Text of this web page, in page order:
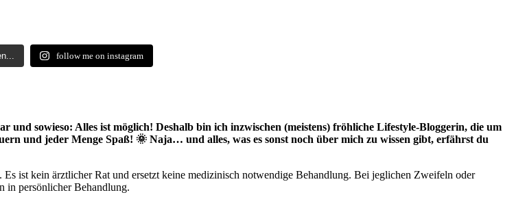
follow me on instagram
und sowieso: Alles ist möglich! Deshalb bin ich inzwischen (meistens) fröhliche Lifestyle-Bloggerin, die um
und jeder Menge Spaß! 🌞 Naja… und alles, was es sonst noch über mich zu wissen gibt, erfährst du
ist kein ärztlicher Rat und ersetzt keine medizinisch notwendige Behandlung. Bei jeglichen Zweifeln oder
in persönlicher Behandlung.